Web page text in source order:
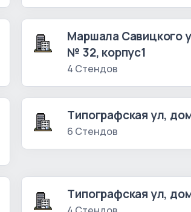
Маршала Савицкого
№ 32, корпус1
4 Стендов
Типографская ул,
6 Стендов
Типографская ул,